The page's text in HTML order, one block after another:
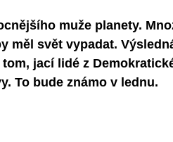
muže planety.
měl svět vypadat.
jací lidé z
To bude známo v lednu.